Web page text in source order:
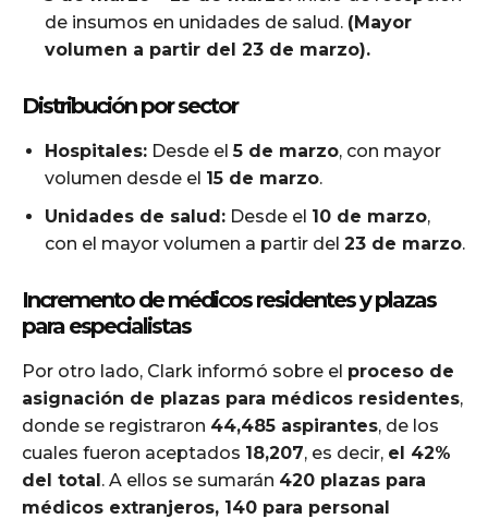
de insumos en unidades de salud. (Mayor
volumen a partir del 23 de marzo).
Distribución por sector
Hospitales: Desde el5 de marzo, con mayor
volumen desde el 15 de marzo.
Unidades de salud: Desde el 10 de marzo,
con el mayor volumen a partir del 23 de marzo.
Incremento de médicos residentes y plazas
para especialistas
Por otro lado, Clark informó sobre el proceso de
asignación de plazas para médicos residentes,
donde se registraron 44,485 aspirantes, de los
cuales fueron aceptados 18,207, es decir, el 42%
del total. A ellos se sumarán 420 plazas para
médicos extranjeros, 140 para personal